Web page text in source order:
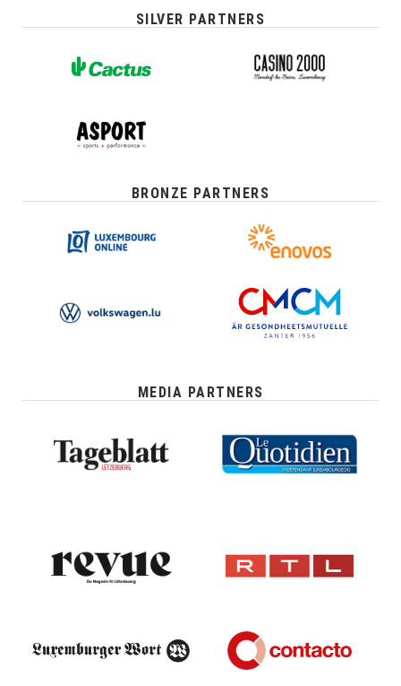
SILVER PARTNERS
BRONZE PARTNERS
MEDIA PARTNERS